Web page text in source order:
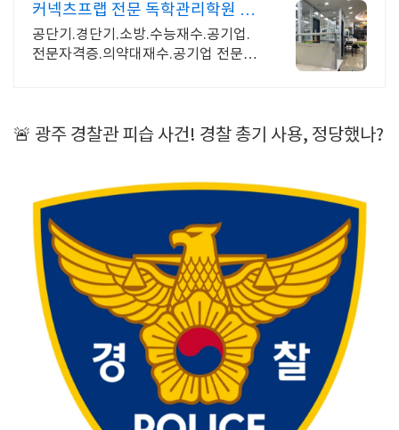
커넥츠프랩 전문 독학관리학원 철
저한 합격집중관리 프로그램
공단기.경단기.소방.수능재수.공기업.
전문자격증.의약대재수.공기업 전문 독
🚨 광주 경찰관 피습 사건! 경찰 총기 사용, 정당했나?